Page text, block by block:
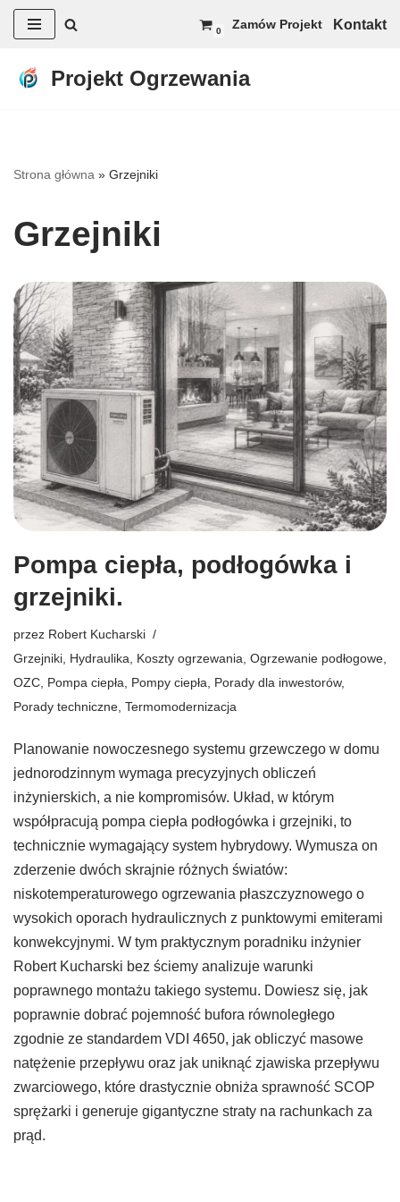
do
0 Zamów Projekt Kontakt
Projekt Ogrzewania
Strona główna » Grzejniki
Grzejniki
Pompa ciepła, podłogówka i
grzejniki.
przez Robert Kucharski
Grzejniki Hydraulika Koszty ogrzewania Ogrzewanie podłogowe
OZC Pompa ciepła Pompy ciepła Porady dla inwestorów,
Porady techniczne Termomodernizacja
Planowanie nowoczesnego systemu grzewczego w domu
jednorodzinnym wymaga precyzyjnych obliczeń
inżynierskich, a nie kompromisów. Układ, w którym
współpracują pompa ciepła podłogówka i grzejniki, to
technicznie wymagający system hybrydowy. Wymusza on
zderzenie dwóch skrajnie różnych światów:
niskotemperaturowego ogrzewania płaszczyznowego o
wysokich oporach hydraulicznych z punktowymi emiterami
konwekcyjnymi. W tym praktycznym poradniku inżynier
Robert Kucharski bez ściemy analizuje warunki
poprawnego montażu takiego systemu. Dowiesz się, jak
poprawnie dobrać pojemność bufora równoległego
zgodnie ze standardem VDI 4650, jak obliczyć masowe
natężenie przepływu oraz jak uniknąć zjawiska przepływu
zwarciowego, które drastycznie obniża sprawność SCOP
sprężarki i generuje gigantyczne straty na rachunkach za
prąd.